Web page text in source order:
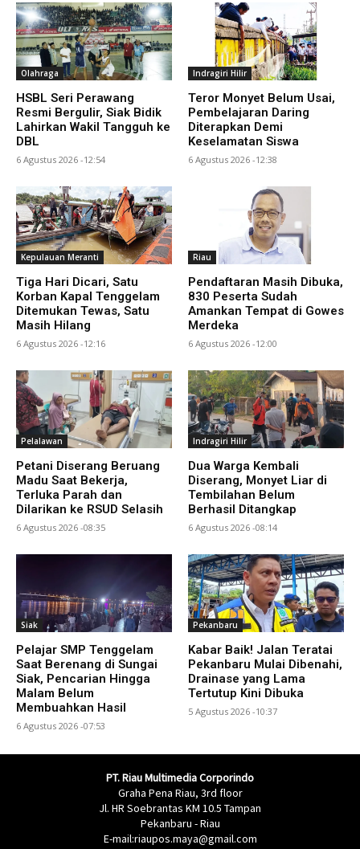
Olahraga
HSBL Seri Perawang
Resmi Bergulir, Siak Bidik
Lahirkan Wakil Tangguh ke
DBL
6 Agustus 2026 -12:54
Indragiri Hilir
Teror Monyet Belum Usai,
Pembelajaran Daring
Diterapkan Demi
Keselamatan Siswa
6 Agustus 2026 -12:38
Kepulauan Meranti
Tiga Hari Dicari, Satu
Korban Kapal Tenggelam
Ditemukan Tewas, Satu
Masih Hilang
6 Agustus 2026 -12:16
Riau
Pendaftaran Masih Dibuka,
830 Peserta Sudah
Amankan Tempat di Gowes
Merdeka
6 Agustus 2026 -12:00
Pelalawan
Petani Diserang Beruang
Madu Saat Bekerja,
Terluka Parah dan
Dilarikan ke RSUD Selasih
6 Agustus 2026 -08:35
Indragiri Hilir
Dua Warga Kembali
Diserang, Monyet Liar di
Tembilahan Belum
Berhasil Ditangkap
6 Agustus 2026 -08:14
Siak
Pelajar SMP Tenggelam
Saat Berenang di Sungai
Siak, Pencarian Hingga
Malam Belum
Membuahkan Hasil
6 Agustus 2026 -07:53
Pekanbaru
Kabar Baik! Jalan Teratai
Pekanbaru Mulai Dibenahi,
Drainase yang Lama
Tertutup Kini Dibuka
5 Agustus 2026 -10:37
PT. Riau Multimedia Corporindo
Graha Pena Riau, 3rd floor
Jl. HR Soebrantas KM 10.5 Tampan
Pekanbaru - Riau
E-mail:riaupos.maya@gmail.com